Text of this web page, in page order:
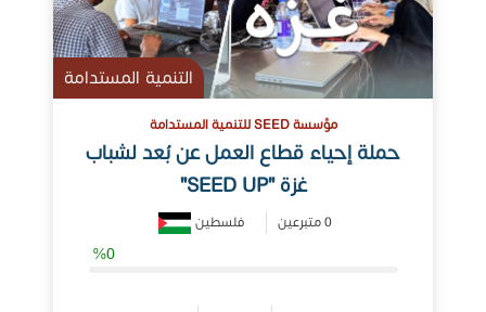
التنمية المستدامة
مؤسسة SEED للتنمية المستدامة
حملة إحياء قطاع العمل عن بُعد لشباب
غزة "SEED UP"
0 متبرعين فلسطين
%0